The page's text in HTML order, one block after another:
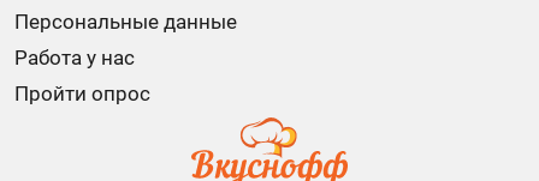
Персональные данные
Работа у нас
Пройти опрос